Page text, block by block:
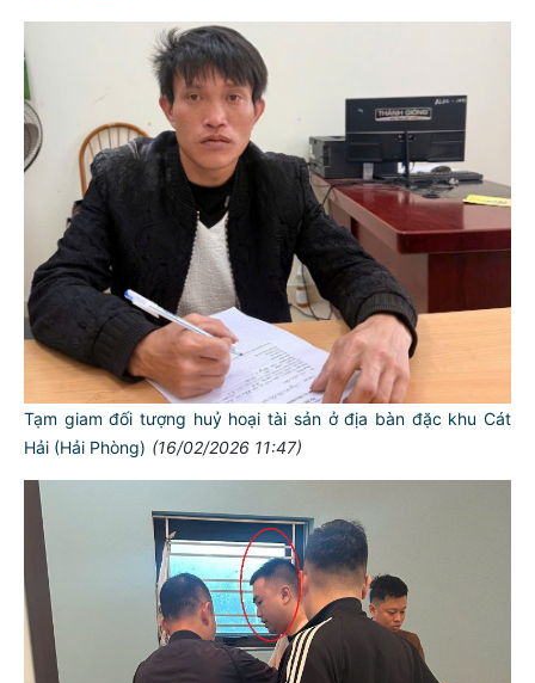
Tạm giam đối tượng huỷ hoại tài sản ở địa bàn đặc khu Cát
Hải (Hải Phòng) (16/02/2026 11:47)